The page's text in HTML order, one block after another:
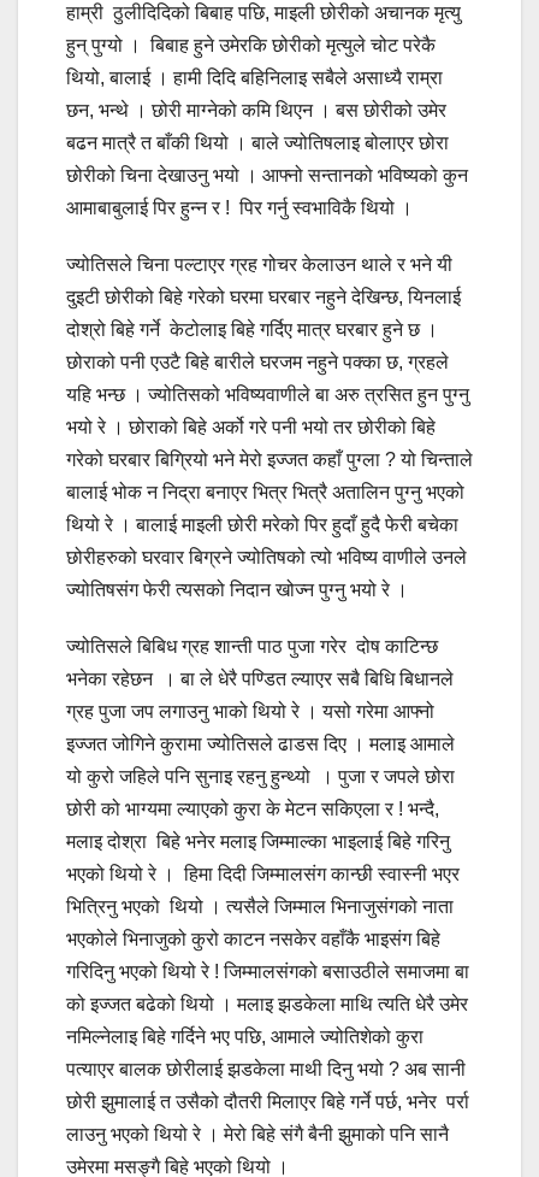
हाम्री ठुलीदिदिको बिबाह पछि, माइली छोरीको अचानक मृत्यु
हुन् पुग्यो । बिबाह हुने उमेरकि छोरीको मृत्युले चोट परेकै
थियो, बालाई । हामी दिदि बहिनिलाइ सबैले असाध्यै राम्रा
छन, भन्थे । छोरी माग्नेको कमि थिएन । बस छोरीको उमेर
बढन मात्रै त बाँकी थियो । बाले ज्योतिषलाइ बोलाएर छोरा
छोरीको चिना देखाउनु भयो । आफ्नो सन्तानको भविष्यको कुन
आमाबाबुलाई पिर हुन्न र ! पिर गर्नु स्वभाविकै थियो ।
ज्योतिसले चिना पल्टाएर ग्रह गोचर केलाउन थाले र भने यी
दुइटी छोरीको बिहे गरेको घरमा घरबार नहुने देखिन्छ, यिनलाई
दोश्रो बिहे गर्ने केटोलाइ बिहे गर्दिए मात्र घरबार हुने छ ।
छोराको पनी एउटै बिहे बारीले घरजम नहुने पक्का छ, ग्रहले
यहि भन्छ । ज्योतिसको भविष्यवाणीले बा अरु त्रसित हुन पुग्नु
भयो रे । छोराको बिहे अर्को गरे पनी भयो तर छोरीको बिहे
गरेको घरबार बिग्रियो भने मेरो इज्जत कहाँ पुग्ला ? यो चिन्ताले
बालाई भोक न निद्रा बनाएर भित्र भित्रै अतालिन पुग्नु भएको
थियो रे । बालाई माइली छोरी मरेको पिर हुदाँ हुदै फेरी बचेका
छोरीहरुको घरवार बिग्रने ज्योतिषको त्यो भविष्य वाणीले उनले
ज्योतिषसंग फेरी त्यसको निदान खोज्न पुग्नु भयो रे ।
ज्योतिसले बिबिध ग्रह शान्ती पाठ पुजा गरेर दोष काटिन्छ
भनेका रहेछन । बा ले धेरै पण्डित ल्याएर सबै बिधि बिधानले
ग्रह पुजा जप लगाउनु भाको थियो रे । यसो गरेमा आफ्नो
इज्जत जोगिने कुरामा ज्योतिसले ढाडस दिए । मलाइ आमाले
यो कुरो जहिले पनि सुनाइ रहनु हुन्थ्यो । पुजा र जपले छोरा
छोरी को भाग्यमा ल्याएको कुरा के मेटन सकिएला र ! भन्दै,
मलाइ दोश्रा बिहे भनेर मलाइ जिम्माल्का भाइलाई बिहे गरिनु
भएको थियो रे । हिमा दिदी जिम्मालसंग कान्छी स्वास्नी भएर
भित्रिनु भएको थियो । त्यसैले जिम्माल भिनाजुसंगको नाता
भएकोले भिनाजुको कुरो काटन नसकेर वहाँकै भाइसंग बिहे
गरिदिनु भएको थियो रे ! जिम्मालसंगको बसाउठीले समाजमा बा
को इज्जत बढेको थियो । मलाइ झडकेला माथि त्यति धेरै उमेर
नमिल्नेलाइ बिहे गर्दिने भए पछि, आमाले ज्योतिशेको कुरा
पत्याएर बालक छोरीलाई झडकेला माथी दिनु भयो ? अब सानी
छोरी झुमालाई त उसैको दौतरी मिलाएर बिहे गर्ने पर्छ, भनेर पर्रा
लाउनु भएको थियो रे । मेरो बिहे संगै बैनी झुमाको पनि सानै
उमेरमा मसङ्गै बिहे भएको थियो ।